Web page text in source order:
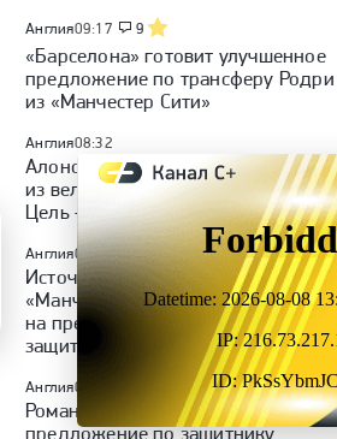
Англия09:17 9
«Барселона» готовит улучшенное
предложение по трансферу Родри
из «Манчестер Сити»
Англия08:32
Алонсо: «Челси» — один
из величайших клубов мира.
Цель — добиться успеха»
Англия06:44
Источник: «Ньюкасл» отказал
«Манчестер Юнайтед»
на предложение о переходе
защитника Холла
Англия06:31
Романо: «Атлетико» сделает новое
предложение по защитнику